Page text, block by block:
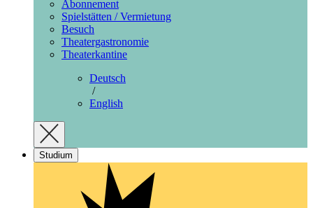
Abonnement
Spielstätten / Vermietung
Besuch
Theatergastronomie
Theaterkantine
Deutsch
/
English
Studium